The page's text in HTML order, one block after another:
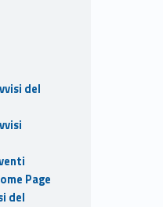
del
Page
del